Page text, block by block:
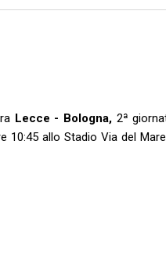
Lecce - Bologna, 2ª
10:45 allo Stadio Via del